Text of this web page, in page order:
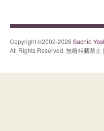
Copyright ©2002-2026 Sachio
All Rights Reserved. 無断転載禁止